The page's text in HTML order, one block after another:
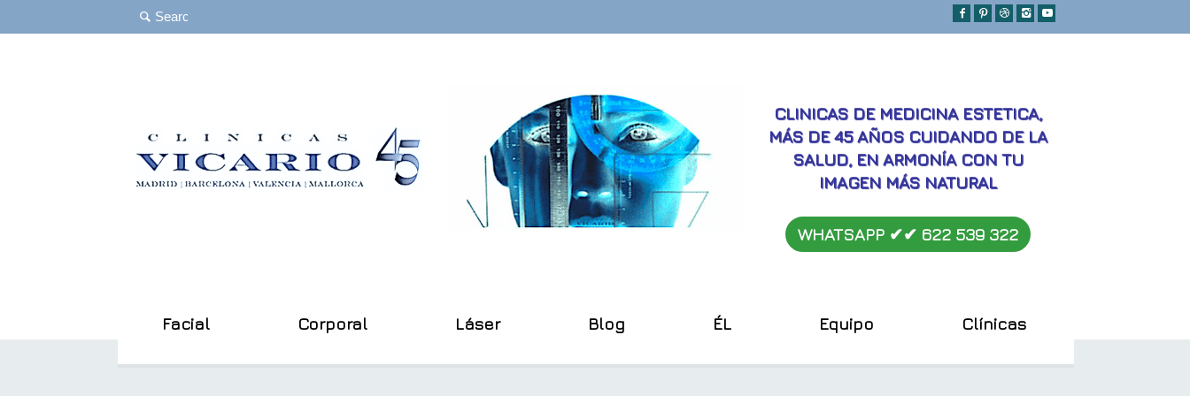
CLINICAS DE MEDICINA ESTETICA,
MÁS DE 45 AÑOS CUIDANDO DE LA
SALUD, EN ARMONÍA CON TU
IMAGEN MÁS NATURAL
WHATSAPP ✔︎✔︎ 622 539 322
Facial Corporal Láser Blog ÉL Equipo Clínicas